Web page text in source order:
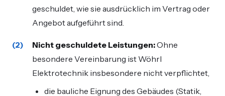
geschuldet, wie sie ausdrücklich im Vertrag oder
Angebot aufgeführt sind.
Nicht geschuldete Leistungen:Ohne
besondere Vereinbarung ist Wöhrl
Elektrotechnik insbesondere nicht verpflichtet,
die bauliche Eignung des Gebäudes (Statik,